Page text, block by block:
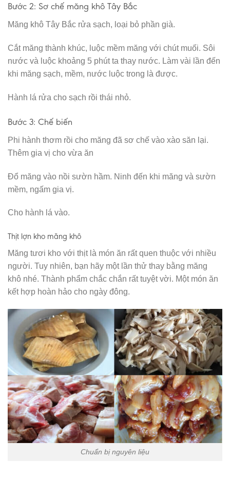
Bước 2: Sơ chế măng khô Tây Bắc
Măng khô Tây Bắc rửa sạch, loại bỏ phần già.
Cắt măng thành khúc, luộc mềm măng với chút muối. Sôi
nước và luộc khoảng 5 phút ta thay nước. Làm vài lần đến
khi măng sạch, mềm, nước luộc trong là được.
Hành lá rửa cho sạch rồi thái nhỏ.
Bước 3: Chế biến
Phi hành thơm rồi cho măng đã sơ chế vào xào săn lại.
Thêm gia vị cho vừa ăn
Đổ măng vào nồi sườn hầm. Ninh đến khi măng và sườn
mềm, ngấm gia vị.
Cho hành lá vào.
Thịt lợn kho măng khô
Măng tươi kho với thịt là món ăn rất quen thuộc với nhiều
người. Tuy nhiên, bạn hãy một lần thử thay bằng măng
khô nhé. Thành phẩm chắc chắn rất tuyệt vời. Một món ăn
kết hợp hoàn hảo cho ngày đông.
Chuẩn bị nguyên liệu